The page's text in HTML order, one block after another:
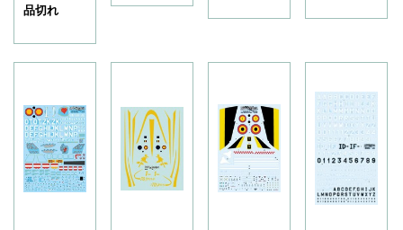
品切れ